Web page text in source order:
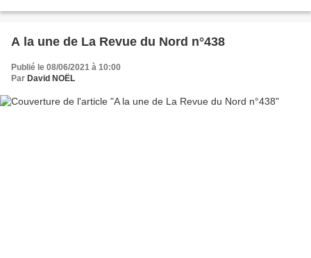
A la une de La Revue du Nord n°438
Publié le 08/06/2021 à 10:00
Par David NOËL